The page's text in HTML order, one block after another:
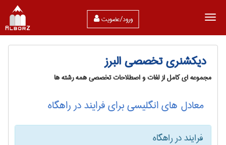
ورود/عضویت
دیکشنری تخصصی البرز
مجموعه ای کامل از لغات و اصطلاحات تخصصی همه رشته ها
معادل های انگلیسی برای فرایند در راهگاه
فرایند در راهگاه